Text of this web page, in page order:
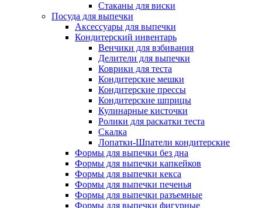
Стаканы для виски
Посуда для выпечки
Аксессуары для выпечки
Кондитерский инвентарь
Венчики для взбивания
Делители для выпечки
Коврики для теста
Кондитерские мешки
Кондитерские прессы
Кондитерские шприцы
Кулинарные кисточки
Ролики для раскатки теста
Скалка
Лопатки-Шпатели кондитерские
Формы для выпечки без дна
Формы для выпечки капкейков
Формы для выпечки кекса
Формы для выпечки печенья
Формы для выпечки разъемные
Формы для выпечки фигурные